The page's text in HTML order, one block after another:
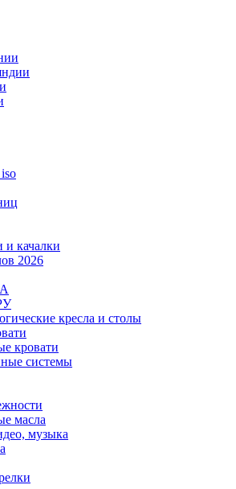
качалки
2026
кресла и столы
кровати
системы
масла
музыка